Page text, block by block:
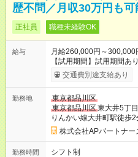
歴不問／月収30万円も
正社員 職種未経験OK
給与
月給260,000円～300,000
【試用期間】試用期間あ
給与は本採用時と同じです
交通費別途支給あり
勤務地
東京都品川区
東京都品川区東大井5丁
りんかい線大井町駅徒歩2
株式会社APパートナー
勤務時間
シフト制